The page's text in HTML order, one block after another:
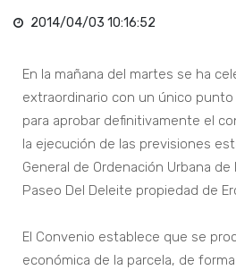
2014/04/03 10:16:52
En la mañana del martes se ha
extraordinario con un único
para aprobar definitivamente el
la ejecución de las previsiones
General de Ordenación Urbana
Paseo Del Deleite propiedad de
El Convenio establece que se
económica de la parcela, de